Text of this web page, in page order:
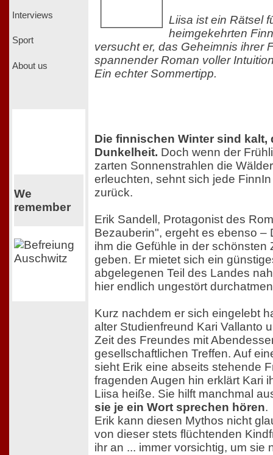
Interviews
Sport
About us
We
remember
Liisa ist ein Rätsel
heimgekehrten
versucht er, das Geheimnis ihrer
spannender Roman voller
Ein echter Sommertipp.
Die finnischen Winter sind kalt,
Dunkelheit. Doch wenn der
zarten Sonnenstrahlen die
erleuchten, sehnt sich jede
zurück.
Erik Sandell, Protagonist des
Bezauberin", ergeht es ebenso –
ihm die Gefühle in der schönsten
geben. Er mietet sich ein
abgelegenen Teil des Landes
hier endlich ungestört
Kurz nachdem er sich eingelebt
alter Studienfreund Kari Vallanto
Zeit des Freundes mit
gesellschaftlichen Treffen. Auf
sieht Erik eine abseits stehende
fragenden Augen hin erklärt Kari
Liisa heiße. Sie hilft manchmal
sie je ein Wort sprechen hören.
Erik kann diesen Mythos nicht
von dieser stets flüchtenden
ihr an ... immer vorsichtig, um sie